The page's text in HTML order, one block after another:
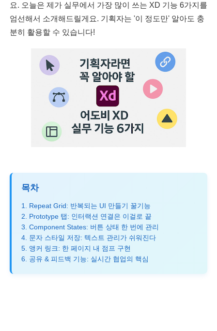
요. 오늘은 제가 실무에서 가장 많이 쓰는 XD 기능 6가지를
엄선해서 소개해드릴게요. 기획자는 '이 정도만' 알아도 충
분히 활용할 수 있습니다!
목차
1. Repeat Grid: 반복되는 UI 만들기 꿀기능
2. Prototype 탭: 인터랙션 연결은 이걸로 끝
3. Component States: 버튼 상태 한 번에 관리
4. 문자 스타일 저장: 텍스트 관리가 쉬워진다
5. 앵커 링크: 한 페이지 내 점프 구현
6. 공유 & 피드백 기능: 실시간 협업의 핵심